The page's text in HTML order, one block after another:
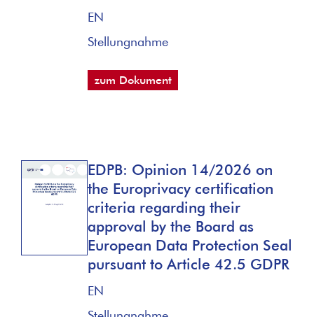
EN
Stellungnahme
zum Dokument
EDPB: Opinion 14/2026 on
the Europrivacy certification
criteria regarding their
approval by the Board as
European Data Protection Seal
pursuant to Article 42.5 GDPR
EN